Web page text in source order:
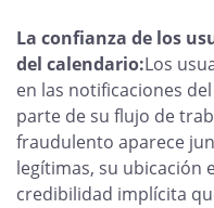
La confianza de los
del calendario:Los
en las notificaciones
parte de su flujo de
fraudulento aparece
legítimas, su ubicación
credibilidad implícita